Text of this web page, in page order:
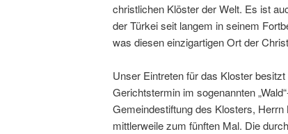
christlichen Klöster der Welt. Es ist
der Türkei seit langem in seinem
was diesen einzigartigen Ort der
Unser Eintreten für das Kloster
Gerichtstermin im sogenannten
Gemeindestiftung des Klosters,
mittlerweile zum fünften Mal. Die